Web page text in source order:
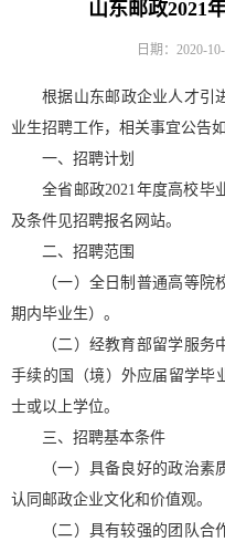
山东邮政2021
日期：2020-
根据山东邮政企业人才引
业生招聘工作，相关事宜公告如
一、招聘计划
全省邮政2021年度高校毕
及条件见招聘报名网站。
二、招聘范围
（一）全日制普通高等
期内毕业生）。
（二）经教育部留学服务
手续的国（境）外应届留学毕
士或以上学位。
三、招聘基本条件
（一）具备良好的政治素
认同邮政企业文化和价值观。
（二）具有较强的团队